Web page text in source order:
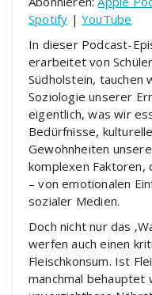
RSS FEED
EMBED
Spotify |YouTube
In dieser Podcast-
erarbeitet von
Südholstein, tauchen
Soziologie unserer
eigentlich, was wir
Bedürfnisse,
Gewohnheiten
komplexen Faktoren,
– von emotionalen
sozialer Medien.
Doch nicht nur das
werfen auch einen
Fleischkonsum. Ist
manchmal